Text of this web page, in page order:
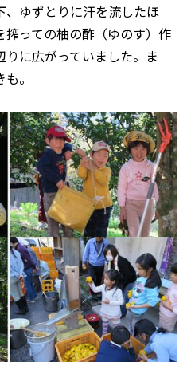
、ゆずとりに汗を流したほ
っての柚の酢（ゆのす）作
に広がっていました。ま
。